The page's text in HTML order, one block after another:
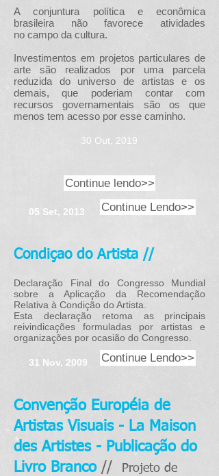
A conjuntura política e econômica
brasileira não favorece atividades
no campo da cultura.
Investimentos em projetos particulares de
arte são realizados por uma parcela
reduzida do universo de artistas e os
demais, que poderiam contar com
recursos governamentais são os que
menos tem acesso por esse caminho.
30 Out, 2019
Continue lendo>>
05 Set, 2013 Continue Lendo>>
Condiçao do Artista //
Declaração Final do Congresso Mundial
sobre a Aplicação da Recomendação
Relativa à Condição do Artista.
Esta declaração retoma as principais
reivindicações formuladas por artistas e
organizações por ocasião do Congresso.
31 Nov, 2009 Continue Lendo>>
Convenção Européia de
Artistas Visuais - La Maison
des Artistes - Publicação do
Livro Branco //
Projeto de